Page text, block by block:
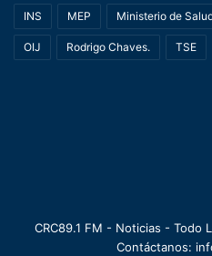
INS MEP Ministerio de
OIJ Rodrigo Chaves. TSE
CRC89.1 FM - Noticias - Todo
Contáctanos: